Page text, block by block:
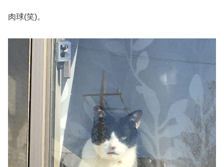
肉球(笑)。